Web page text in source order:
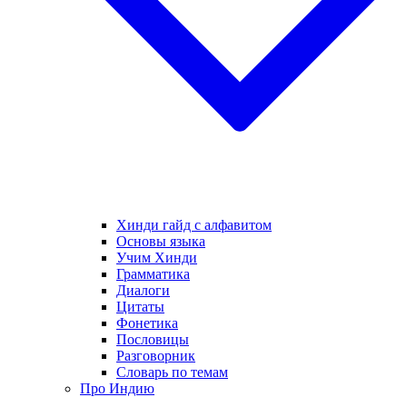
Хинди гайд с алфавитом
Основы языка
Учим Хинди
Грамматика
Диалоги
Цитаты
Фонетика
Пословицы
Разговорник
Словарь по темам
Про Индию